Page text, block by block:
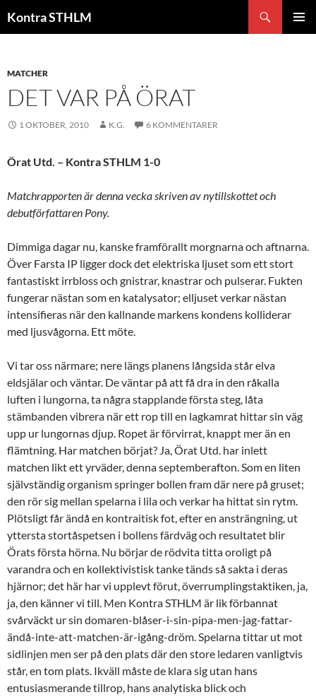
tillKontra STHLM
MATCHER
DET VAR PÅ ÖRAT
1 OKTOBER, 2010 K.G. 6 KOMMENTARER
Örat Utd. – Kontra STHLM 1-0
Matchrapporten är denna vecka skriven av nytillskottet och
debutförfattaren Pony.
Dimmiga dagar nu, kanske framförallt morgnarna och aftnarna.
Över Farsta IP ligger dock det elektriska ljuset som ett stort
fantastiskt irrbloss och gnistrar, knastrar och pulserar. Fukten
fungerar nästan som en katalysator; elljuset verkar nästan
intensifieras när den kallnande markens kondens kolliderar
med ljusvågorna. Ett möte.
Vi tar oss närmare; nere längs planens långsida står elva
eldsjälar och väntar. De väntar på att få dra in den råkalla
luften i lungorna, ta några stapplande första steg, låta
stämbanden vibrera när ett rop till en lagkamrat hittar sin väg
upp ur lungornas djup. Ropet är förvirrat, knappt mer än en
flämtning. Har matchen börjat? Ja, Örat Utd. har inlett
matchen likt ett yrväder, denna septemberafton. Som en liten
självständig organism springer bollen fram där nere på gruset;
den rör sig mellan spelarna i lila och verkar ha hittat sin rytm.
Plötsligt får ändå en kontraitisk fot, efter en ansträngning, ut
yttersta stortåspetsen i bollens färdväg och resultatet blir
Örats första hörna. Nu börjar de rödvita titta oroligt på
varandra och en kollektivistisk tanke tänds så sakta i deras
hjärnor; det här har vi upplevt förut, överrumplingstaktiken, ja,
ja, den känner vi till. Men Kontra STHLM är lik förbannat
svårväckt ur sin domaren-blåser-i-sin-pipa-men-jag-fattar-
ändå-inte-att-matchen-är-igång-dröm. Spelarna tittar ut mot
sidlinjen men ser på den plats där den store ledaren vanligtvis
står, en tom plats. Ikväll måste de klara sig utan hans
entusiasmerande tillrop, hans analytiska blick och